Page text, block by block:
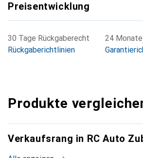
Preisentwicklung
30 Tage Rückgaberecht
Rückgaberichtlinien
24
Produkte
Verkaufsrang in RC Auto